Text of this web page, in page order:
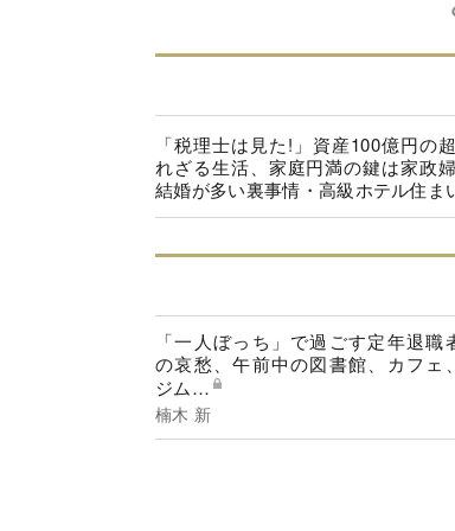
「税理士は見た!」資産100億円の
れざる生活、家庭円満の鍵は家政
結婚が多い裏事情・高級ホテル住ま
「一人ぼっち」で過ごす定年退職
の哀愁、午前中の図書館、カフェ、
ジム…
楠木 新